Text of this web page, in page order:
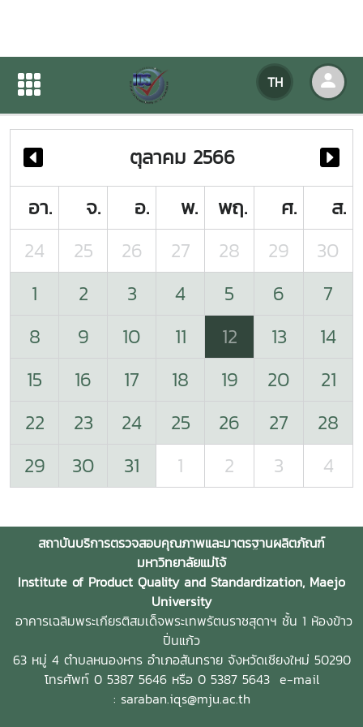
TH
ปฏิทินกิจกรรมของหน่วยงาน
ปฏิทินกิจกรรมของหน่วยงาน
ตุลาคม 2566
อา.
จ. อ. พ. พฤ. ศ.
ส.
24
25 26 27 28 29
30
1
2 3 4 5 6
7
8
9 10 11 12 13
14
15
16 17 18 19 20
21
22
23 24 25 26 27
28
29
30 31 1 2 3 4
สถาบันบริการตรวจสอบคุณภาพและมาตรฐานผลิตภัณฑ์
มหาวิทยาลัยแม่โจ้
Institute of Product Quality and Standardization, Maejo
University
อาคารเฉลิมพระเกียรติสมเด็จพระเทพรัตนราชสุดาฯ ชั้น 1 ห้องข้าว
ปิ่นแก้ว
63 หมู่ 4 ตำบลหนองหาร อำเภอสันทราย จังหวัดเชียงใหม่ 50290
โทรศัพท์ 0 5387 5646 หรือ 0 5387 5643 e-mail
: saraban.iqs@mju.ac.th